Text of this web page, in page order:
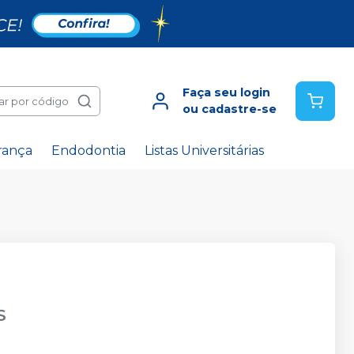
por código
Faça seu login
ou cadastre-se
Endodontia Listas Universitárias